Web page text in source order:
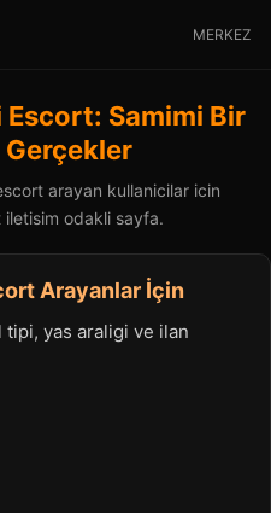
MERKEZ
Samimi Bir
Gerçekler
arayan kullanicilar icin
odakli sayfa.
Arayanlar İçin
yas araligi ve ilan